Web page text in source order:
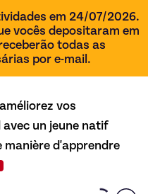
em 24/07/2026.
vocês depositaram em
todas as
por e-mail.
vos
un jeune natif
manière d'apprendre